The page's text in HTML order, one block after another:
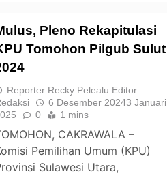
Pleno Rekapitulasi
Tomohon Pilgub Sulut
Reporter Recky Pelealu Editor
6 Desember 20243 Januari
0 1 mins
CAKRAWALA –
Pemilihan Umum (KPU)
Sulawesi Utara,